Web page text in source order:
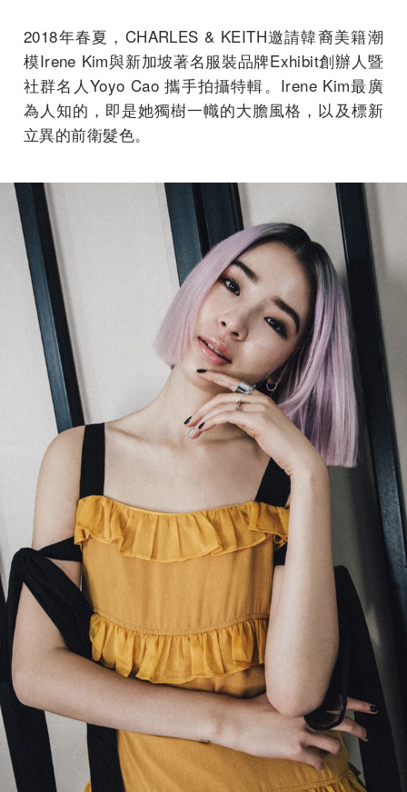
2018年春夏，CHARLES & KEITH邀請韓裔美籍潮
模Irene Kim與新加坡著名服裝品牌Exhibit創辦人暨
社群名人Yoyo Cao 攜手拍攝特輯。Irene Kim最廣
為人知的，即是她獨樹一幟的大膽風格，以及標新
立異的前衛髮色。